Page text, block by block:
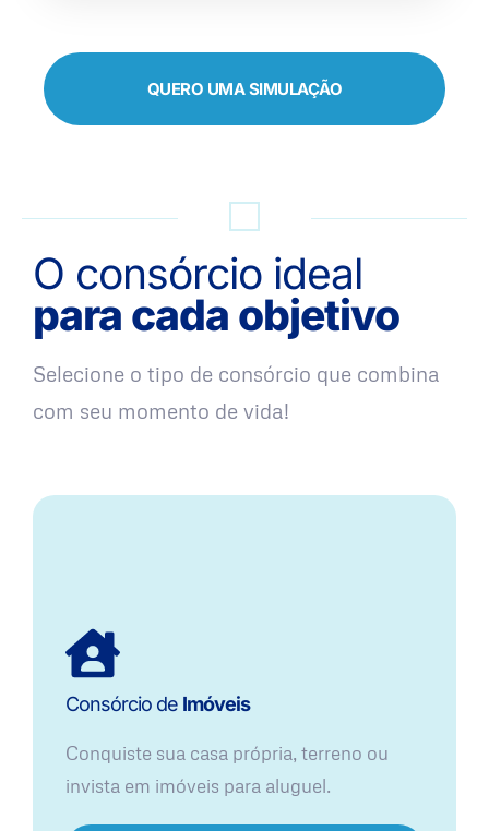
QUERO UMA SIMULAÇÃO
O consórcio ideal
para cada objetivo
Selecione o tipo de consórcio que combina
com seu momento de vida!
Consórcio de Imóveis
Conquiste sua casa própria, terreno ou
invista em imóveis para aluguel.